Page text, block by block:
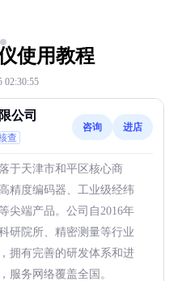
使用教程
02:30:55
公司
查
咨询 进店
于天津市和平区核心商
精度编码器、工业级经纬
尖端产品。公司自2016年
研院所、精密测量等行业
拥有完善的研发体系和进
服务网络覆盖全国。